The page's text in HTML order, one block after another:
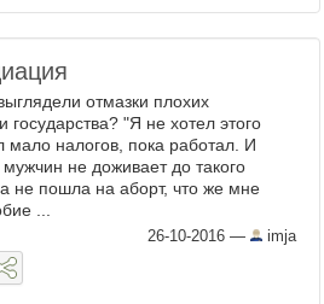
отмазки плохих
государства? "Я не хотел этого
мало налогов, пока работал. И
не доживает до такого
не пошла на аборт, что же мне
...
26-10-2016 — imja